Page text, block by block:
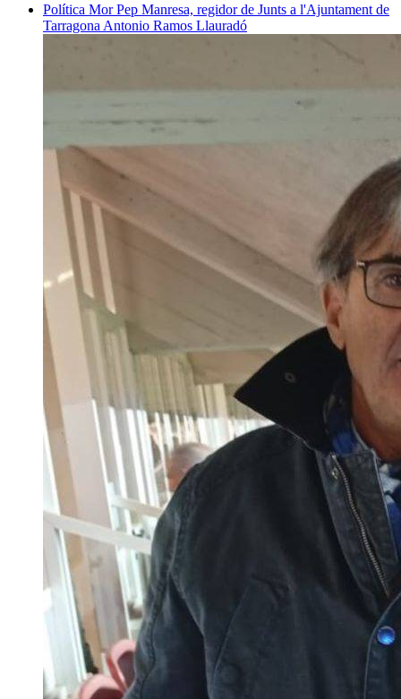
Política Mor Pep Manresa, regidor de Junts a l'Ajuntament de
Tarragona Antonio Ramos Llauradó